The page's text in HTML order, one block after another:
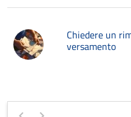
Chiedere un
versamento